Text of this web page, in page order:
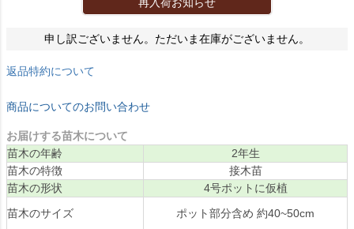
申し訳ございません。ただいま在庫がございません。
返品特約について
商品についてのお問い合わせ
お届けする苗木について
苗木の年齢
2年生
苗木の特徴
接木苗
苗木の形状
4号ポットに仮植
苗木のサイズ
ポット部分含め 約40~50cm